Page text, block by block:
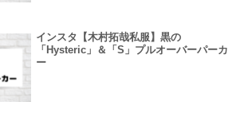
インスタ【木村拓哉私服】黒の
「Hysteric」＆「S」プルオーバーパーカ
ー